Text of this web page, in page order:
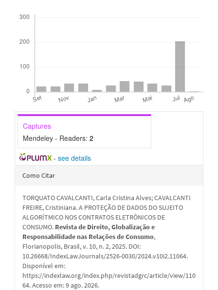
Captures
Mendeley - Readers: 2
- see details
Detalhes
artigo
Como Citar
TORQUATO CAVALCANTI, Carla Cristina Alves; CAVALCANTI
FREIRE, Cristiniana. A PROTEÇÃO DE DADOS DO SUJEITO
ALGORÍTMICO NOS CONTRATOS ELETRÔNICOS DE
CONSUMO. Revista de Direito, Globalização e
Responsabilidade nas Relações de Consumo,
Florianopolis, Brasil, v. 10, n. 2, 2025. DOI:
10.26668/IndexLawJournals/2526-0030/2024.v10i2.11064.
Disponível em:
https://indexlaw.org/index.php/revistadgrc/article/view/110
64. Acesso em: 9 ago. 2026.